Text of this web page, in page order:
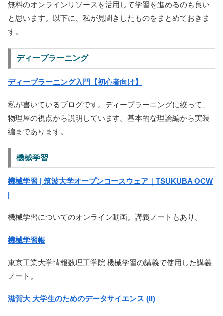
無料のオンラインリソースを活用して学習を進めるのも良い
と思います。以下に、私が見聞きしたものをまとめておきま
す。
ディープラーニング
ディープラーニング入門【初心者向け】
私が書いているブログです。ディープラーニングに絞って、
物理屋の視点から説明しています。基本的な理論編から実装
編まであります。
機械学習
機械学習 | 筑波大学オープンコースウェア｜TSUKUBA OCW
|
機械学習についてのオンライン動画。講義ノートもあり。
機械学習帳
東京工業大学情報数理工学院 機械学習の講義で使用した講義
ノート。
滋賀大 大学生のためのデータサイエンス (II)